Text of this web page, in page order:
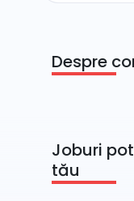
Despre
Joburi
tău